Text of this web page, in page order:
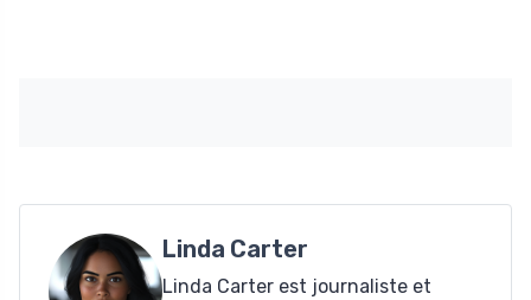
Linda Carter
Linda Carter est journaliste et